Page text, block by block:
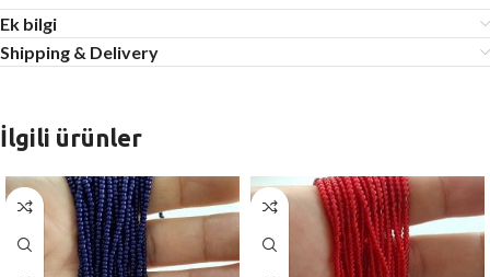
Ek bilgi
Shipping & Delivery
İlgili ürünler